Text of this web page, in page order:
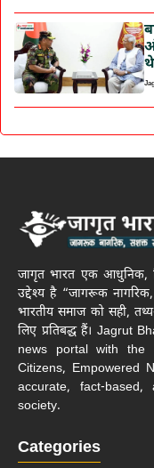
जागृत भारत एक आधुनिक,
उद्देश्य है “जागरूक
भारतीय समाज को सही,
लिए प्रतिबद्ध हैं। Jagrut
news portal with
Citizens, Empowered
accurate, fact-
society.
Categories